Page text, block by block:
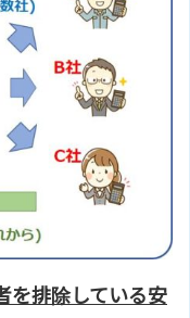
を排除している安